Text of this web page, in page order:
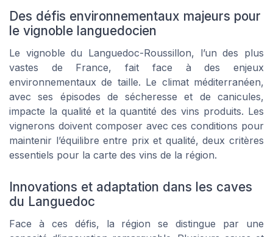
Des défis environnementaux majeurs pour
le vignoble languedocien
Le vignoble du Languedoc-Roussillon, l’un des plus
vastes de France, fait face à des enjeux
environnementaux de taille. Le climat méditerranéen,
avec ses épisodes de sécheresse et de canicules,
impacte la qualité et la quantité des vins produits. Les
vignerons doivent composer avec ces conditions pour
maintenir l’équilibre entre prix et qualité, deux critères
essentiels pour la carte des vins de la région.
Innovations et adaptation dans les caves
du Languedoc
Face à ces défis, la région se distingue par une